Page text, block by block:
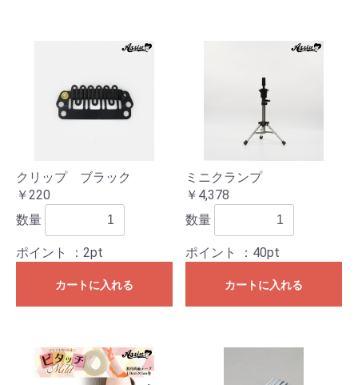
クリップ ブラック
￥220
数量
ポイント ：2pt
カートに入れる
ミニクランプ
￥4,378
数量
ポイント ：40pt
カートに入れる